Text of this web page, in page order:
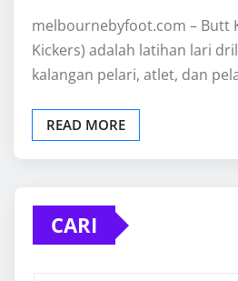
melbournebyfoot.com – Butt
Kickers) adalah latihan lari
kalangan pelari, atlet, dan
READ MORE
CARI